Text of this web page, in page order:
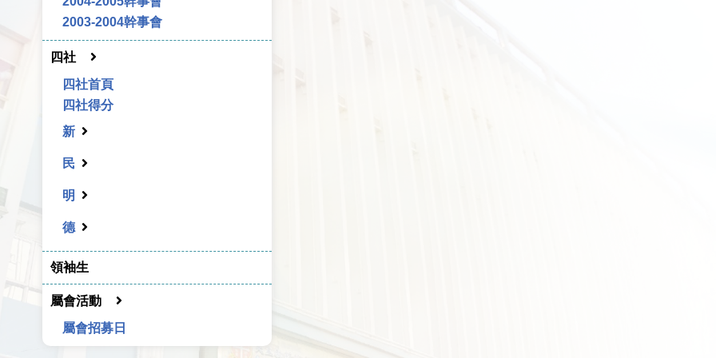
2003-2004幹事會
四社
四社首頁
四社得分
新
民
明
德
領袖生
屬會活動
屬會招募日